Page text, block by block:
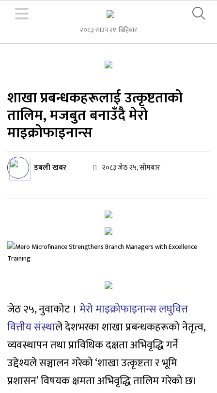
२०८३ साउन २१, बिहिबार
शाखा प्रबन्धकहरूलाई उत्कृष्टताको
तालिम, मजबुत बनाउँदै मेरो
माइक्रोफाइनान्स
डबली खबर २०८३ जेठ २५, सोमबार
जेठ २५, नुवाकोट । मेरो माइक्रोफाइनान्स लघुवित्त
वित्तीय संस्थाले देशभरका शाखा प्रबन्धकहरूको नेतृत्व,
व्यवस्थापन तथा प्राविधिक दक्षता अभिवृद्धि गर्ने
उद्देश्यले सञ्चालन गरेको ‘शाखा उत्कृष्टता र भूमि
प्रशासन’ विषयक क्षमता अभिवृद्धि तालिम गरेको छ।